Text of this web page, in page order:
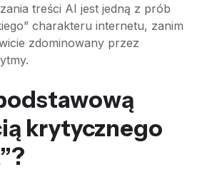
treści AI jest jedną z prób
charakteru internetu, zanim
zdominowany przez
krytycznego